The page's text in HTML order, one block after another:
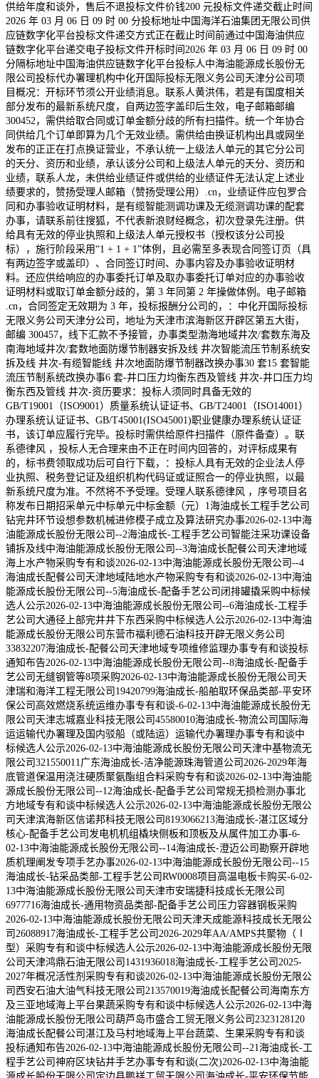
供给年度和谈外，售后不退投标文件价钱200 元投标文件递交截止时间
2026 年 03 月 06 日 09 时 00 分投标地址中国海洋石油集团无限公司供
应链数字化平台投标文件递交方式正在截止时间前通过中国海油供应
链数字化平台递交电子投标文件开标时间2026 年 03 月 06 日 09 时 00
分隔标地址中国海油供应链数字化平台投标人中海油能源成长股份无
限公司投标代办署理机构中化开国际投标无限义务公司天津分公司项
目概况：开标环节须公开业绩消息。联系人黄洪伟，若是有国度相关
部分发布的最新系统尺度，自两边签字盖印后生效，电子邮箱邮编
300452，需供给取合同或订单金额分歧的所有扫描件。统一个年协合
同供给几个订单即算为几个无效业绩。需供给由换证机构出具或网坐
发布的正正在打点换证营业，不承认统一上级法人单元的其它分公司
的天分、资历和业绩，承认该分公司和上级法人单元的天分、资历和
业绩，联系人龙，未供给业绩证件或供给的业绩证件无法认定上述业
绩要求的，赞扬受理人邮箱（赞扬受理公用）.cn，业绩证件应包罗合
同和办事验收证明材料，是有缆智能测调功课及无缆测调功课的配套
办事，请联系前往搜狐，不代表新浪财经概念，初次登录先注册。供
给具有无效的停业执照和上级法人单元授权书（授权该分公司投
标），施行阶段采用“1 + 1 + 1”体例，且必需至多表现合同签订页（具
有两边签字或盖印）、合同签订时间、办事内容及办事验收证明材
料。还应供给响应的办事委托订单及取办事委托订单对应的办事验收
证明材料或取订单金额分歧的，第 3 年同第 2 年操做体例。电子邮箱
.cn，合同签定无效期为 3 年，投标报酬分公司的，：中化开国际投标
无限义务公司天津分公司，地址为天津市滨海新区开辟区第五大街，
邮编 300457，线下汇款不予接管，办事类型渤海地域井次/套数东海及
南海地域井次/套数地面防爆节制器安拆及线 井次智能流压节制系统安
拆及线 井次-有缆智能线 井次地面防爆节制器改换办事30 套15 套智能
流压节制系统改换办事6 套-井口压力均衡东西及管线 井次-井口压力均
衡东西及管线 井次-资历要求：投标人须同时具备无效的
GB/T19001（ISO9001）质量系统认证证书、GB/T24001（ISO14001）
办理系统认证证书、GB/T45001(ISO45001)职业健康办理系统认证证
书，该订单应履行完毕。投标时需供给原件扫描件（原件备查）。联
系德律风 ，投标人无合理来由不正在时间内回答的，对评标成果有
的，标书费领取成功后可自行下载，：投标人具有无效的企业法人停
业执照、税务登记证及组织机构代码证或证照合一的停业执照，以最
新系统尺度为准。不然将不予受理。受理人联系德律风 ，序号项目名
称发布日期招采单元中标单元中标金额（元）1海油成长工程手艺公司
钻完井环节设想参数机械进修模子成立及算法研究办事2026-02-13中海
油能源成长股份无限公司--2海油成长-工程手艺公司智能注采功课设备
铺拆及线中海油能源成长股份无限公司--3海油成长配餐公司天津地域
海上水产物采购专有和谈2026-02-13中海油能源成长股份无限公司--4
海油成长配餐公司天津地域陆地水产物采购专有和谈2026-02-13中海油
能源成长股份无限公司--5海油成长-配备手艺公司闭排罐撬采购中标候
选人公示2026-02-13中海油能源成长股份无限公司--6海油成长-工程手
艺公司大通径上部完井井下东西采购中标候选人公示2026-02-13中海油
能源成长股份无限公司东营市福利德石油科技开辟无限义务公司
33832207海油成长-配餐公司天津地域专项维修监理办事专有和谈投标
通知布告2026-02-13中海油能源成长股份无限公司--8海油成长-配备手
艺公司无缝钢管等8项采购2026-02-13中海油能源成长股份无限公司天
津瑞和海洋工程无限公司19420799海油成长-船舶取环保品类部-平安环
保公司高效燃烧系统运维办事专有和谈-6-02-13中海油能源成长股份无
限公司天津志城嘉业科技无限公司45580010海油成长-物流公司国际海
运运输代办署理及国内驳船（或陆运）运输代办署理办事专有和谈中
标候选人公示2026-02-13中海油能源成长股份无限公司天津中基物流无
限公司321550011广东海油成长-洁净能源珠海管道公司2026-2029年海
底管道保温用浇注硬质聚氨酯组合料采购专有和谈2026-02-13中海油能
源成长股份无限公司--12海油成长-配备手艺公司常规无损检测办事北
方地域专有和谈中标候选人公示2026-02-13中海油能源成长股份无限公
司天津滨海新区信诺邦科技无限公司8193066213海油成长-湛江区域分
核心-配备手艺公司发电机机组橇块侧板和顶板及从属件加工办事-6-
02-13中海油能源成长股份无限公司--14海油成长-澄迈公司勘察开辟地
质机理阐发专项手艺办事2026-02-13中海油能源成长股份无限公司--15
海油成长-钻采品类部-工程手艺公司RW0008项目高温电板卡购买-6-02-
13中海油能源成长股份无限公司天津市安瑞捷科技成长无限公司
6977716海油成长-通用物资品类部-配备手艺公司压力容器钢板采购
2026-02-13中海油能源成长股份无限公司天津天成能源科技成长无限公
司26088917海油成长-工程手艺公司2026-2029年AA/AMPS共聚物（Ⅰ
型）采购专有和谈中标候选人公示2026-02-13中海油能源成长股份无限
公司天津鸿鼎石油无限公司1431936018海油成长-工程手艺公司2025-
2027年概况活性剂采购专有和谈2026-02-13中海油能源成长股份无限公
司西安石油大油气科技无限公司213570019海油成长配餐公司海南东方
及三亚地域海上平台果蔬采购专有和谈中标候选人公示2026-02-13中海
油能源成长股份无限公司葫芦岛市盛合工贸无限义务公司2323128120
海油成长配餐公司湛江及马村地域海上平台蔬菜、生果采购专有和谈
投标通知布告2026-02-13中海油能源成长股份无限公司--21海油成长-工
程手艺公司神府区块钻井手艺办事专有和谈(二次)2026-02-13中海油能